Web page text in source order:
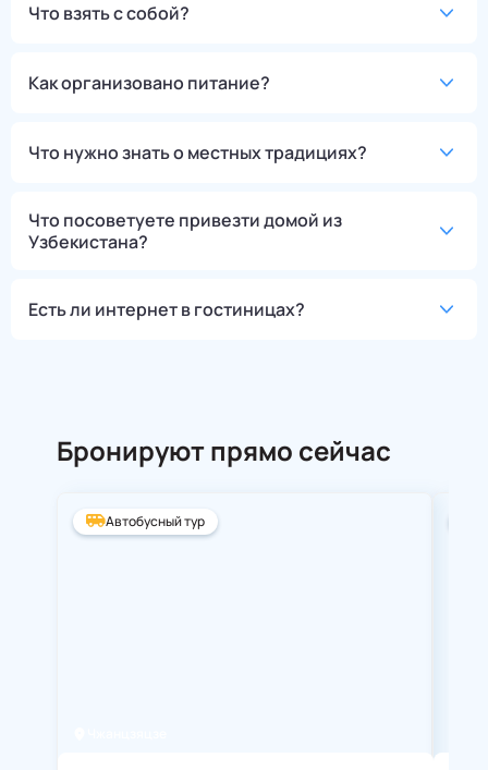
Что взять с собой?
Как организовано питание?
Что нужно знать о местных традициях?
Что посоветуете привезти домой из
Узбекистана?
Есть ли интернет в гостиницах?
Бронируют прямо сейчас
Автобусный тур